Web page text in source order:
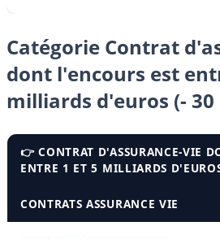
Catégorie Contrat
dont l'encours est
milliards d'euros (- 30
👉 CONTRAT D'ASSURANCE-VIE
ENTRE 1 ET 5 MILLIARDS
CONTRATS ASSURANCE VIE